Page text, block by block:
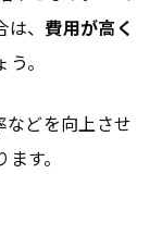
は、費用が高く
。
などを向上させ
す。